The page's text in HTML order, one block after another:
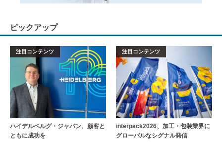
ピックアップ
注目コンテンツ
ハイデルベルグ・ジャパン、顧客と
ともに成功を
注目コンテンツ
interpack2026、加工・包装業界に
グローバルなシグナル発信